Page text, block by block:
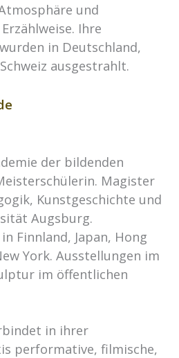
und
Ihre
in Deutschland,
ausgestrahlt.
der bildenden
Magister
Kunstgeschichte und
Augsburg.
Finnland, Japan, Hong
York. Ausstellungen im
im öffentlichen
in ihrer
performative, filmische,